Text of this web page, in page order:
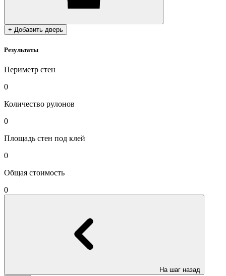
+ Добавить дверь
Результаты
Периметр стен
0
Количество рулонов
0
Площадь стен под клей
0
Общая стоимость
0
На шаг назад